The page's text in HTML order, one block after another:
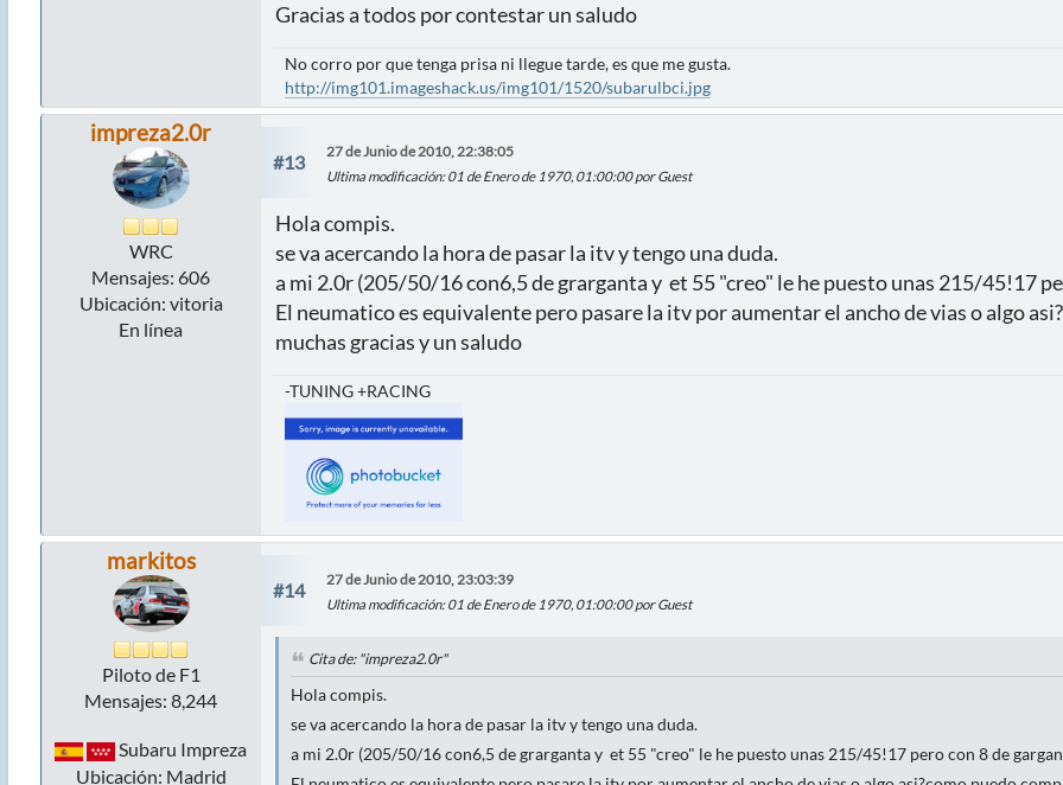
Gracias a todos por contestar un saludo
No corro por que tenga prisa ni llegue tarde, es que me gusta.
http://img101.imageshack.us/img101/1520/subarulbci.jpg
impreza2.0r
WRC
Mensajes: 606
Ubicación: vitoria
En línea
#13
27 de Junio de 2010, 22:38:05
Ultima modificación: 01 de Enero de 1970, 01:00:00 por Guest
Hola compis.
se va acercando la hora de pasar la itv y tengo una duda.
a mi 2.0r (205/50/16 con6,5 de grarganta y et 55 "creo" le he puesto unas 215/45!17
El neumatico es equivalente pero pasare la itv por aumentar el ancho de vias o algo
muchas gracias y un saludo
-TUNING +RACING
markitos
Piloto de F1
Mensajes: 8,244
Subaru Impreza
Ubicación: Madrid
#14
27 de Junio de 2010, 23:03:39
Ultima modificación: 01 de Enero de 1970, 01:00:00 por Guest
Cita de: "impreza2.0r"
Hola compis.
se va acercando la hora de pasar la itv y tengo una duda.
a mi 2.0r (205/50/16 con6,5 de grarganta y et 55 "creo" le he puesto unas 215/45!17 pero con 8 de